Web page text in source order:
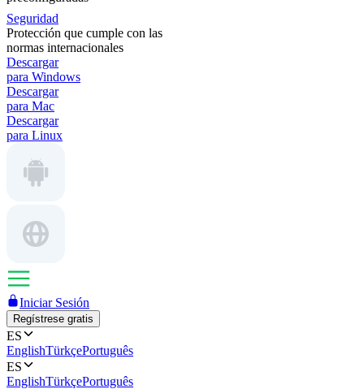
Seguridad
Protección que cumple con las
normas internacionales
Descargar
para Windows
Descargar
para Mac
Descargar
para Linux
Iniciar Sesión
Regístrese gratis
ES
EnglishTürkçePortuguês
ES
EnglishTürkçePortuguês